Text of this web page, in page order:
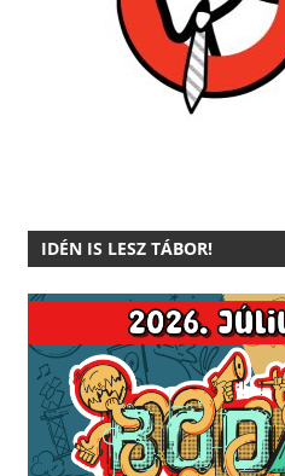
IDÉN IS LESZ TÁBOR!